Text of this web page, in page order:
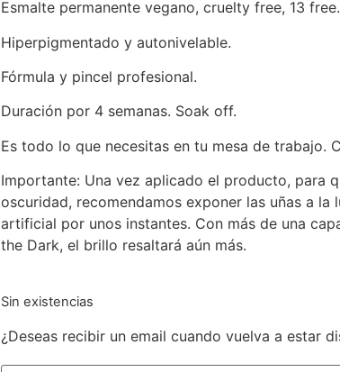
Esmalte permanente vegano, cruelty free, 13 free.
Hiperpigmentado y autonivelable.
Fórmula y pincel profesional.
Duración por 4 semanas. Soak off.
Es todo lo que necesitas en tu mesa de trabajo.
Importante: Una vez aplicado el producto, para
oscuridad, recomendamos exponer las uñas a la
artificial por unos instantes. Con más de una
the Dark, el brillo resaltará aún más.
Sin existencias
¿Deseas recibir un email cuando vuelva a estar